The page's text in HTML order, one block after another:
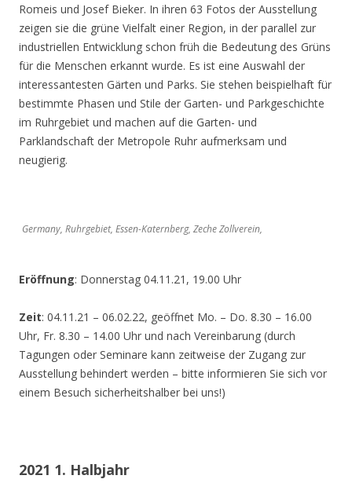
Romeis und Josef Bieker. In ihren 63 Fotos der Ausstellung
zeigen sie die grüne Vielfalt einer Region, in der parallel zur
industriellen Entwicklung schon früh die Bedeutung des Grüns
für die Menschen erkannt wurde. Es ist eine Auswahl der
interessantesten Gärten und Parks. Sie stehen beispielhaft für
bestimmte Phasen und Stile der Garten- und Parkgeschichte
im Ruhrgebiet und machen auf die Garten- und
Parklandschaft der Metropole Ruhr aufmerksam und
neugierig.
Germany, Ruhrgebiet, Essen-Katernberg, Zeche Zollverein,
Eröffnung: Donnerstag 04.11.21, 19.00 Uhr
Zeit: 04.11.21 – 06.02.22, geöffnet Mo. – Do. 8.30 – 16.00
Uhr, Fr. 8.30 – 14.00 Uhr und nach Vereinbarung (durch
Tagungen oder Seminare kann zeitweise der Zugang zur
Ausstellung behindert werden – bitte informieren Sie sich vor
einem Besuch sicherheitshalber bei uns!)
2021 1. Halbjahr